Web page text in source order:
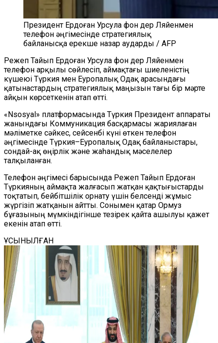
Президент Ердоған Урсула фон дер Ляйенмен
телефон әңгімесінде стратегиялық
байланысқа ерекше назар аударды / AFP
Режеп Тайып Ердоған Урсула фон дер Ляйенмен
телефон арқылы сөйлесіп, аймақтағы шиеленістің
күшеюі Түркия мен Еуропалық Одақ арасындағы
қатынастардың стратегиялық маңызын тағы бір мәрте
айқын көрсеткенін атап өтті.
«Nsosyal» платформасында Түркия Президент аппараты
жанындағы Коммуникация басқармасы жариялаған
мәліметке сәйкес, сейсенбі күні өткен телефон
әңгімесінде Түркия–Еуропалық Одақ байланыстары,
сондай-ақ өңірлік және жаһандық мәселелер
талқыланған.
Телефон әңгімесі барысында Режеп Тайып Ердоған
Түркияның аймақта жалғасып жатқан қақтығыстарды
тоқтатып, бейбітшілік орнату үшін белсенді жұмыс
жүргізіп жатқанын айтты. Сонымен қатар Ормуз
бұғазының мүмкіндігінше тезірек қайта ашылуы қажет
екенін атап өтті.
ҰСЫНЫЛҒАН